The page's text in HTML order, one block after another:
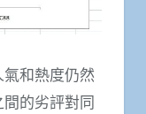
和熱度仍然
的劣評對同